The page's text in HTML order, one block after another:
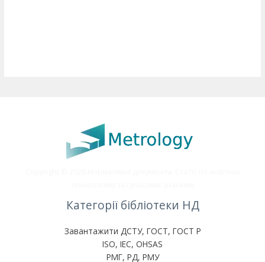
Категорії бібліотеки НД
Завантажити ДСТУ, ГОСТ, ГОСТ Р
ISO, IEC, OHSAS
РМГ, РД, РМУ